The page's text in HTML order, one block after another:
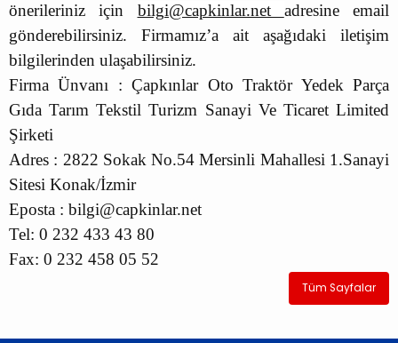
önerileriniz için bilgi@capkinlar.net adresine email
gönderebilirsiniz. Firmamız’a ait aşağıdaki iletişim
bilgilerinden ulaşabilirsiniz.
Firma Ünvanı : Çapkınlar Oto Traktör Yedek Parça
Gıda Tarım Tekstil Turizm Sanayi Ve Ticaret Limited
Şirketi
Adres : 2822 Sokak No.54 Mersinli Mahallesi 1.Sanayi
Sitesi Konak/İzmir
Eposta : bilgi@capkinlar.net
Tel: 0 232 433 43 80
Fax: 0 232 458 05 52
Tüm Sayfalar